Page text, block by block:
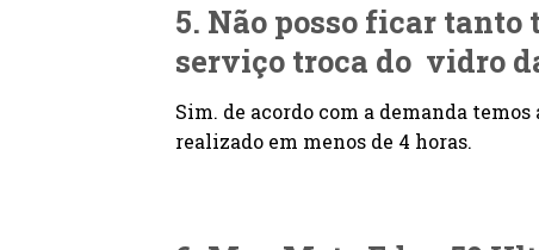
5. Não posso ficar tanto
serviço troca do vidro
Sim. de acordo com a demanda
realizado em menos de 4 horas.